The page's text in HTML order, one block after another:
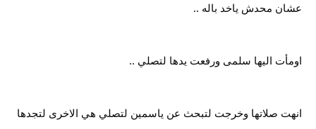
عشان محدش ياخد باله ..
اومأت اليها سلمى ورفعت يدها لتصلي ..
انهت صلاتها وخرجت لتبحث عن ياسمين لتصلي هي الاخرى لتجدها